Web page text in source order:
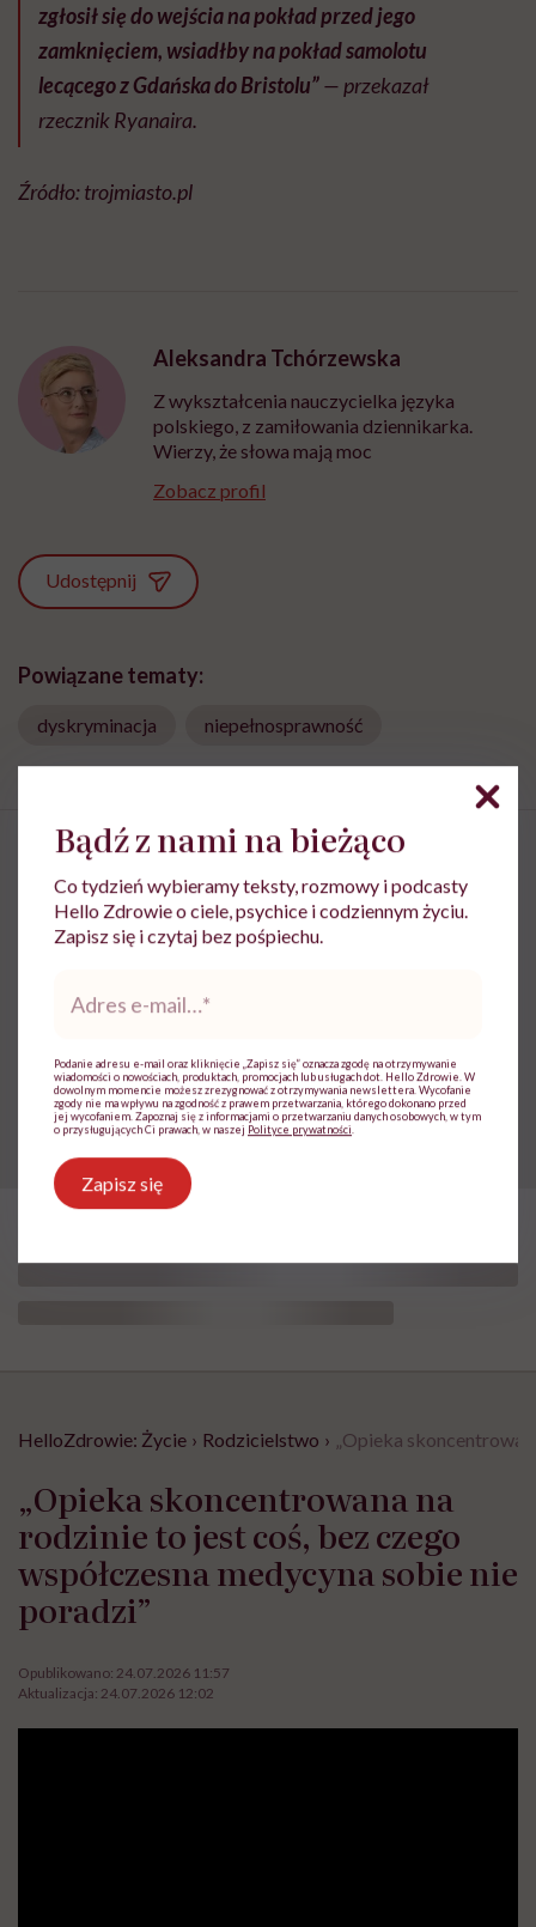
zgłosił się do wejścia na pokład przed jego
zamknięciem, wsiadłby na pokład samolotu
lecącego z Gdańska do Bristolu”— przekazał
rzecznik Ryanaira.
Źródło: trojmiasto.pl
Aleksandra Tchórzewska
Z wykształcenia nauczycielka języka
polskiego, z zamiłowania dziennikarka.
Wierzy, że słowa mają moc
Zobacz profil
Udostępnij
Powiązane tematy:
dyskryminacja niepełnosprawność
Mięśnie zaczynamy tracić już po
trzydziestce. „Najgorsze, co
można zrobić, to uznać utratę
element starzenia”
HelloZdrowie: Życie › Rodzicielstwo › „Opieka
„Opieka skoncentrowana na
rodzinie to jest coś, bez czego
współczesna medycyna sobie nie
poradzi”
Opublikowano: 24.07.2026 11:57
Aktualizacja: 24.07.2026 12:02
Bądź z nami na bieżąco
Co tydzień wybieramy teksty, rozmowy i podcasty
Hello Zdrowie o ciele, psychice i codziennym życiu.
Zapisz się i czytaj bez pośpiechu.
*
Podanie adresu e-mail oraz kliknięcie „Zapisz się” oznacza zgodę na otrzymywanie
wiadomości o nowościach, produktach, promocjach lub usługach dot. Hello Zdrowie. W
dowolnym momencie możesz zrezygnować z otrzymywania newslettera. Wycofanie
zgody nie ma wpływu na zgodność z prawem przetwarzania, którego dokonano przed
jej wycofaniem. Zapoznaj się z informacjami o przetwarzaniu danych osobowych, w tym
o przysługujących Ci prawach, w naszej Polityce prywatności
Zapisz się